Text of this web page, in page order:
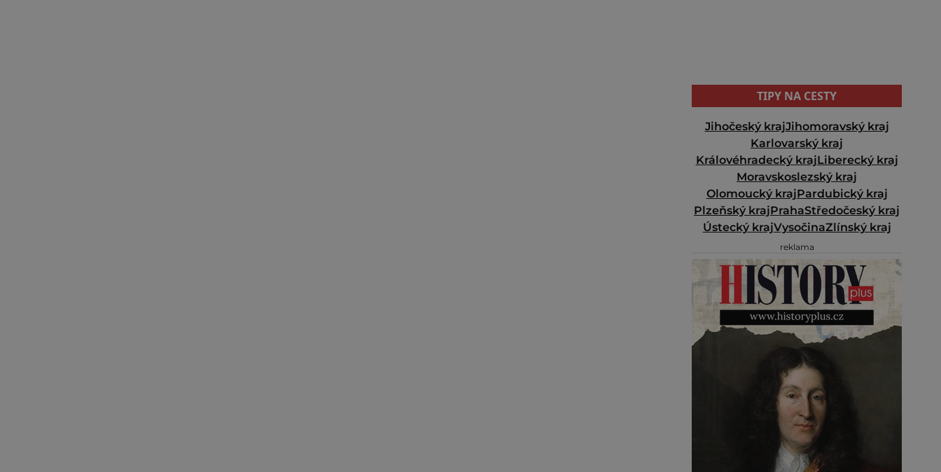
TIPY NA CESTY
Jihočeský krajJihomoravský kraj
Karlovarský kraj
Královéhradecký krajLiberecký kraj
Moravskoslezský kraj
Olomoucký krajPardubický kraj
Plzeňský krajPrahaStředočeský kraj
Ústecký krajVysočinaZlínský kraj
reklama